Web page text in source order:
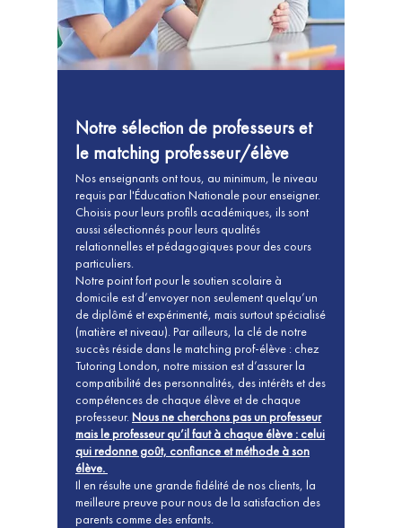
Notre sélection de professeurs et
le matching professeur/élève
Nos enseignants ont tous, au minimum, le niveau
requis par l'Éducation Nationale pour enseigner.
Choisis pour leurs profils académiques, ils sont
aussi sélectionnés pour leurs qualités
relationnelles et pédagogiques pour des cours
particuliers.
Notre point fort pour le soutien scolaire à
domicile est d’envoyer non seulement quelqu’un
de diplômé et expérimenté, mais surtout spécialisé
(matière et niveau). Par ailleurs, la clé de notre
succès réside dans le matching prof-élève : chez
Tutoring London, notre mission est d’assurer la
compatibilité des personnalités, des intérêts et des
compétences de chaque élève et de chaque
professeur.Nous ne cherchons pas un professeur
mais le professeur qu’il faut à chaque élève : celui
qui redonne goût, confiance et méthode à son
élève.
Il en résulte une grande fidélité de nos clients, la
meilleure preuve pour nous de la satisfaction des
parents comme des enfants.